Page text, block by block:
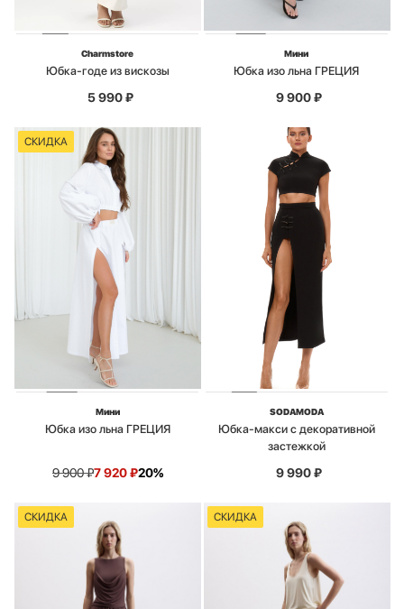
Charmstore
Юбка-годе из вискозы
5 990₽
Мини
Юбка изо льна ГРЕЦИЯ
9 900₽
СКИДКА
Мини
Юбка изо льна ГРЕЦИЯ
9 900₽7 920₽20%
SODAMODA
Юбка-макси с декоративной
застежкой
9 990₽
СКИДКА СКИДКА